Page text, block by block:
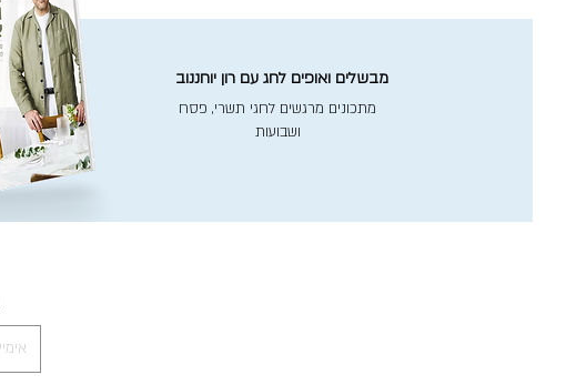
מבשלים ואופים לחג עם רון יוחננוב
מתכונים מרגשים לחגי תשרי, פסח
ושבועות